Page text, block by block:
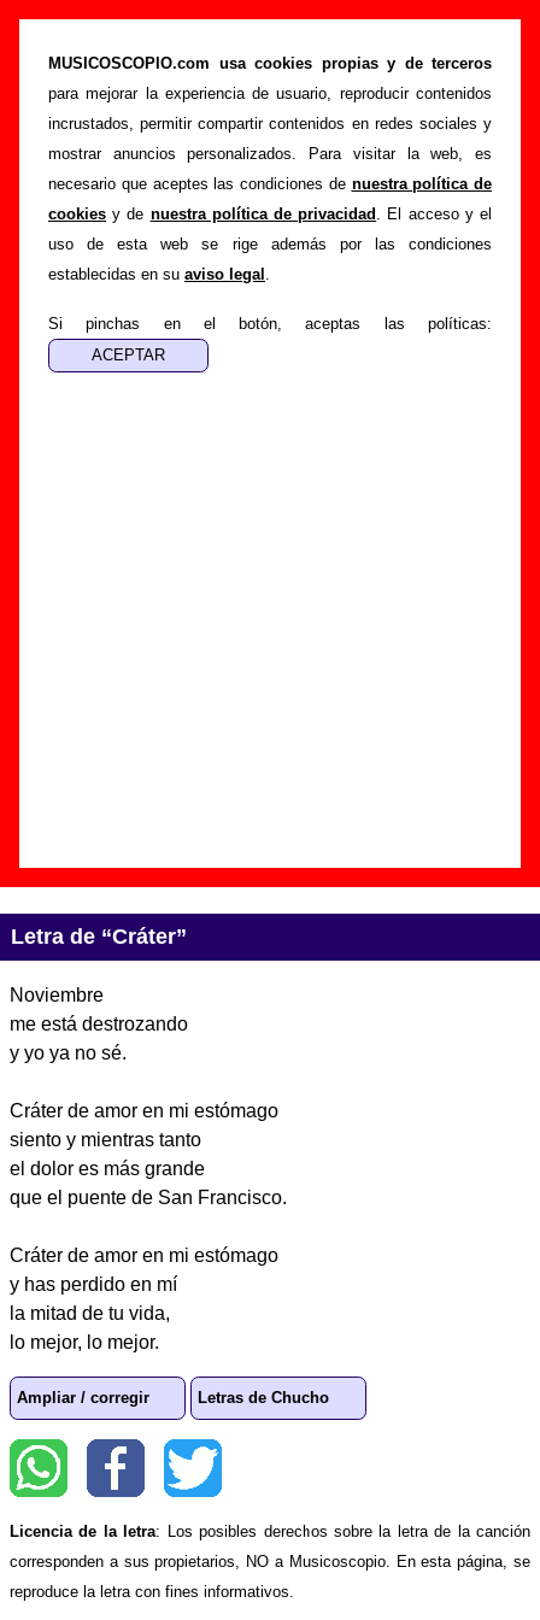
MUSICOSCOPIO.com usa cookies propias y de terceros
para mejorar la experiencia de usuario, reproducir contenidos
incrustados, permitir compartir contenidos en redes sociales y
mostrar anuncios personalizados. Para visitar la web, es
necesario que aceptes las condiciones de nuestra política de
cookies y de nuestra política de privacidad . El acceso y el
uso de esta web se rige además por las condiciones
establecidas en su aviso legal .
Si pinchas en el botón, aceptas las políticas:
“Cráter”, canción de Chucho (Letra e
información)
Portada >Chucho >Canciones >Cráter
Esta página pretende recopilar todo tipo de información
sobre lacanción "Cráter" interpretada porChucho
Además de su letra, también aparecerá información sobre el
autor o los autores, sobre los discos en los que está incluido
este tema, sobre la grabación del mismo, sobre versiones a
información adicional, puedes ayudar acompletar esta
información.
Letra de “Cráter”
Noviembre
me está destrozando
y yo ya no sé.
Cráter de amor en mi estómago
siento y mientras tanto
el dolor es más grande
que el puente de San Francisco.
Cráter de amor en mi estómago
y has perdido en mí
la mitad de tu vida,
lo mejor, lo mejor.
Ampliar / corregir Letras de Chucho
Licencia de la letra: Los posibles derechos sobre la letra de la canción
corresponden a sus propietarios, NO a Musicoscopio. En esta página, se
reproduce la letra con fines informativos.